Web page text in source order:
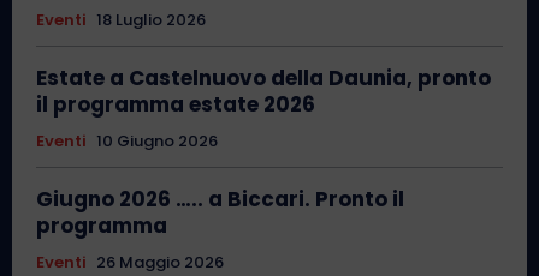
Eventi 18 Luglio 2026
Estate a Castelnuovo della Daunia, pronto
il programma estate 2026
Eventi 10 Giugno 2026
Giugno 2026 ….. a Biccari. Pronto il
programma
Eventi 26 Maggio 2026